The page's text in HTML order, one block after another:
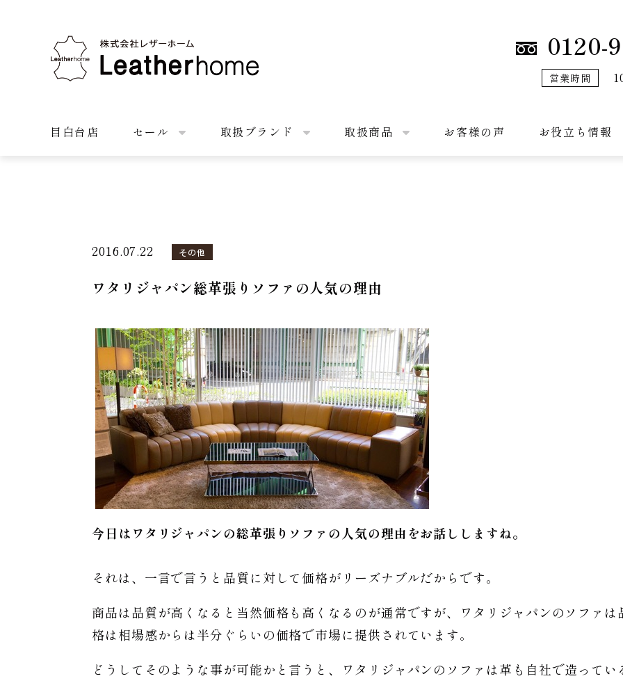
株式会社レザーホーム 0120-
営業時間
目白台店 セール 取扱ブランド 取扱商品 お客様の声 お役立ち情報
2016.07.22 その他
ワタリジャパン総革張りソファの人気の理由
今日はワタリジャパンの総革張りソファの人気の理由をお話ししますね。
それは、一言で言うと品質に対して価格がリーズナブルだからです。
商品は品質が高くなると当然価格も高くなるのが通常ですが、ワタリジャパンのソファ
格は相場感からは半分ぐらいの価格で市場に提供されています。
どうしてそのような事が可能かと言うと、ワタリジャパンのソファは革も自社で造って